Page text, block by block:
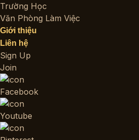
Trường Học
Văn Phòng Làm Việc
Giới thiệu
Liên hệ
Sign Up
Join
Facebook
Youtube